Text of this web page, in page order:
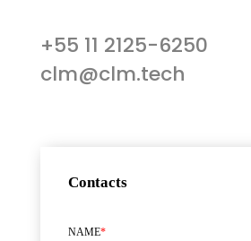
+55 11 2125-6250
clm@clm.tech
Contacts
NAME*